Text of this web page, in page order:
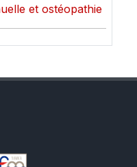
et ostéopathie